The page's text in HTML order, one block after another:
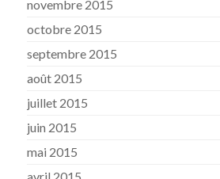
novembre 2015
octobre 2015
septembre 2015
août 2015
juillet 2015
juin 2015
mai 2015
avril 2015